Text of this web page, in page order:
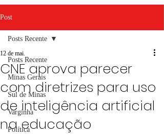
Post
Posts Recente
Minas Gerais
Sul de Minas
Varginha
Política
Posts Recente
CNE aprova parecer
com diretrizes para uso
de inteligência artificial
na educação
12 de mai.